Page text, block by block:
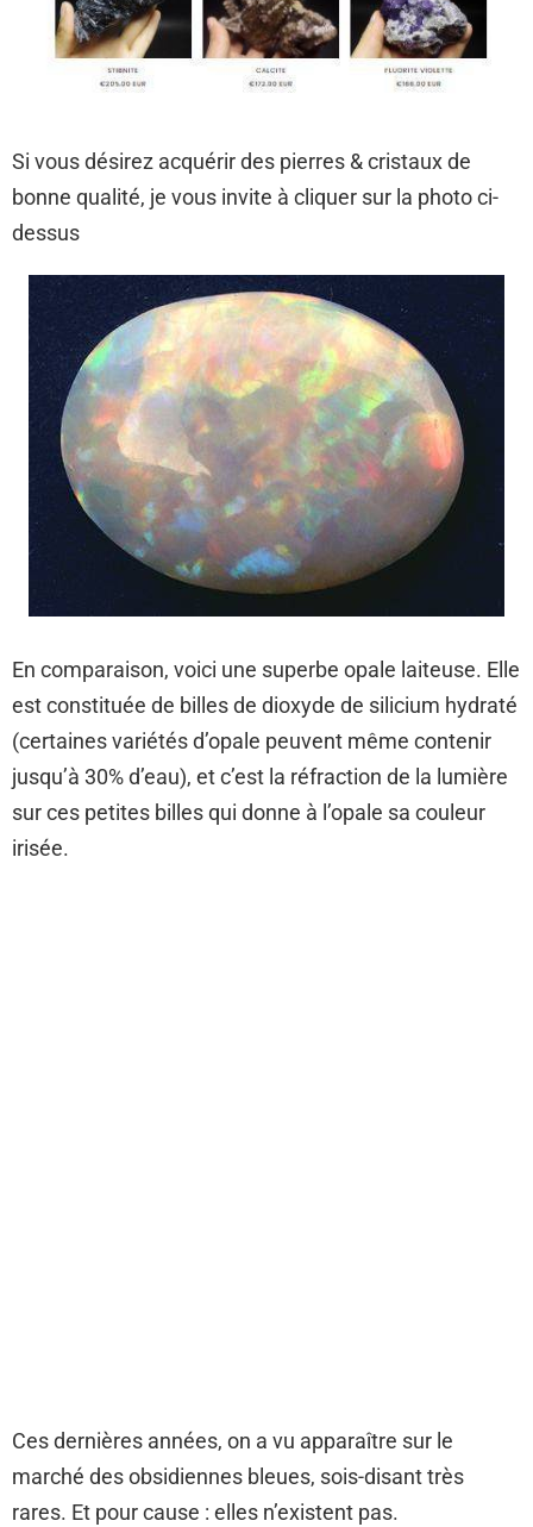
Si vous désirez acquérir des pierres & cristaux de
bonne qualité, je vous invite à cliquer sur la photo ci-
dessus
En comparaison, voici une superbe opale laiteuse. Elle
est constituée de billes de dioxyde de silicium hydraté
(certaines variétés d’opale peuvent même contenir
jusqu’à 30% d’eau), et c’est la réfraction de la lumière
sur ces petites billes qui donne à l’opale sa couleur
irisée.
Ces dernières années, on a vu apparaître sur le
marché des obsidiennes bleues, sois-disant très
rares. Et pour cause : elles n’existent pas.